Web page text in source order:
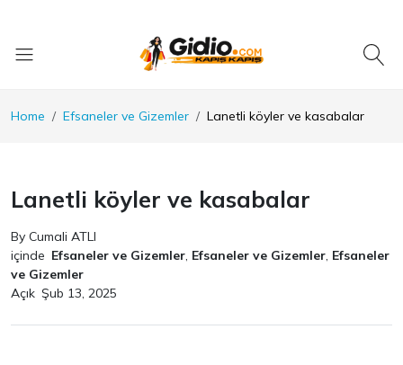
Home Efsaneler ve Gizemler Lanetli köyler ve kasabalar
Lanetli köyler ve kasabalar
By Cumali ATLI
içinde Efsaneler ve Gizemler, Efsaneler ve Gizemler, Efsaneler
ve Gizemler
Açık Şub 13, 2025